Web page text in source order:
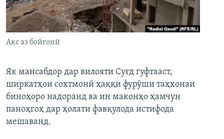
Акс аз бойгонӣ
Як мансабдор дар вилояти Суғд гуфтааст,
ширкатҳои сохтмонӣ ҳаққи фурӯши таҳхонаи
биноҳоро надоранд ва ин маконҳо ҳамчун
паноҳгоҳ дар ҳолати фавқулода истифода
мешаванд.